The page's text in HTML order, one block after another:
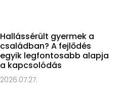
Hallássérült gyermek a
családban? A fejlődés
egyik legfontosabb alapja
a kapcsolódás
2026.07.27.